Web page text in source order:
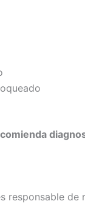
responsable